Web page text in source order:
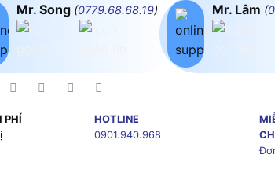
Mr. Song (0779.68.68.19) Mr. Lâm (
PHÍ
HOTLINE
0901.940.968